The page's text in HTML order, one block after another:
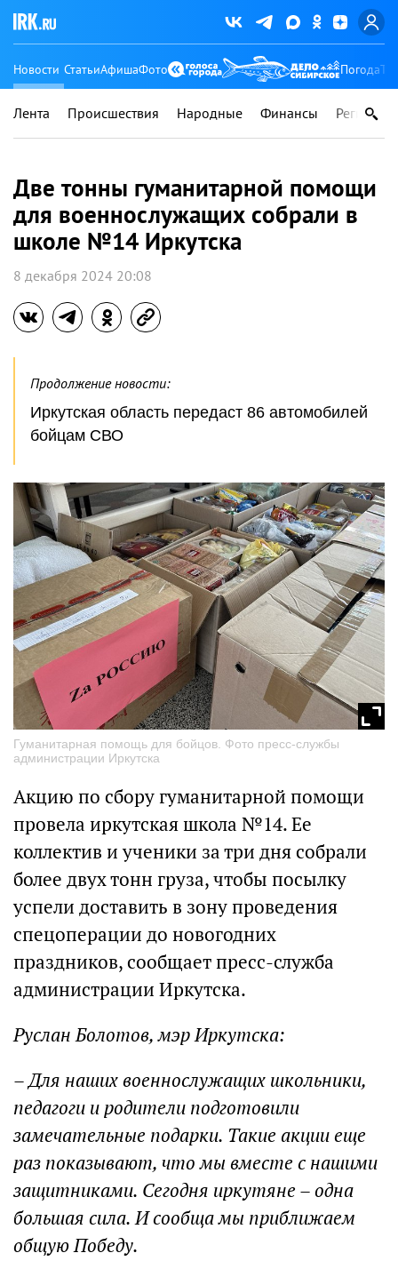
Новости СтатьиАфишаФото Погода
Лента Происшествия Народные Финансы Регионы
Две тонны гуманитарной помощи
для военнослужащих собрали в
школе №14 Иркутска
8 декабря 2024 20:08
Продолжение новости:
Иркутская область передаст 86 автомобилей
бойцам СВО
Гуманитарная помощь для бойцов. Фото пресс-службы
администрации Иркутска
Акцию по сбору гуманитарной помощи
провела иркутская школа №14. Ее
коллектив и ученики за три дня собрали
более двух тонн груза, чтобы посылку
успели доставить в зону проведения
спецоперации до новогодних
праздников, сообщает пресс-служба
администрации Иркутска.
Руслан Болотов, мэр Иркутска:
– Для наших военнослужащих школьники,
педагоги и родители подготовили
замечательные подарки. Такие акции еще
раз показывают, что мы вместе с нашими
защитниками. Сегодня иркутяне – одна
большая сила. И сообща мы приближаем
общую Победу.